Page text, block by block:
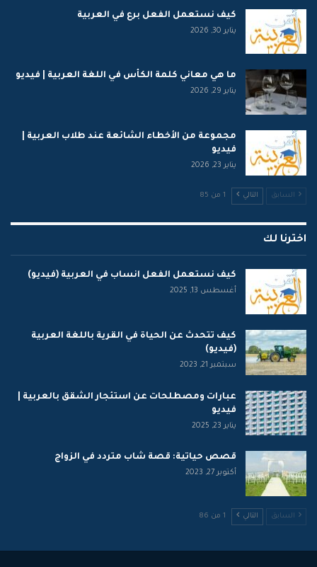
كيف نستعمل الفعل برع في العربية
يناير 30, 2026
ما هي معاني كلمة الكأس في اللغة العربية | فيديو
يناير 29, 2026
مجموعة من الأخطاء الشائعة عند طلاب العربية |
فيديو
يناير 23, 2026
السابق التالي 1 من 85
اخترنا لك
كيف نستعمل الفعل انساب في العربية (فيديو)
أغسطس 13, 2025
كيف تتحدث عن الحياة في القرية باللغة العربية
(فيديو)
سبتمبر 21, 2023
عبارات ومصطلحات عن استئجار الشقق بالعربية |
فيديو
يناير 23, 2025
قصص حياتية: قصة شاب متردد في الزواج
أكتوبر 27, 2023
السابق التالي 1 من 86